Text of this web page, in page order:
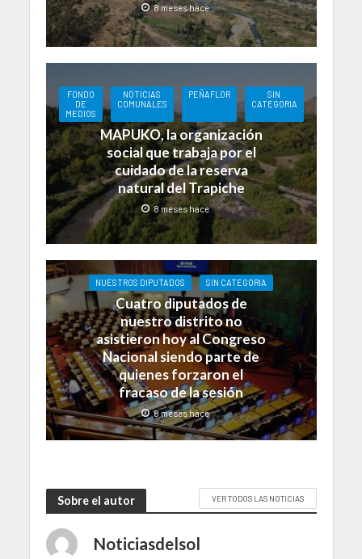
8 meses hace
FONDO
DE
MEDIOS
NOTICIAS
COMUNALES
PEÑAFLOR
SIN
CATEGORIA
MAPUKO, la organización
social que trabaja por el
cuidado de la reserva
natural del Trapiche
8 meses hace
NUESTROS DIPUTADOS SIN CATEGORIA
Cuatro diputados de
nuestro distrito no
asistieron hoy al Congreso
Nacional siendo parte de
quienes forzaron el
fracaso de la sesión
8 meses hace
Sobre el autor VER TODOS LAS NOTICIAS
Noticiasdelsol